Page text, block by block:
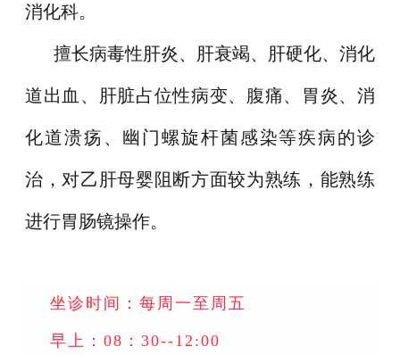
消化科。
擅长病毒性肝炎、肝衰竭、肝硬化、消化
道出血、肝脏占位性病变、腹痛、胃炎、消
化道溃疡、幽门螺旋杆菌感染等疾病的诊
治，对乙肝母婴阻断方面较为熟练，能熟练
进行胃肠镜操作。
坐诊时间：每周一至周五
早上：08：30--12:00